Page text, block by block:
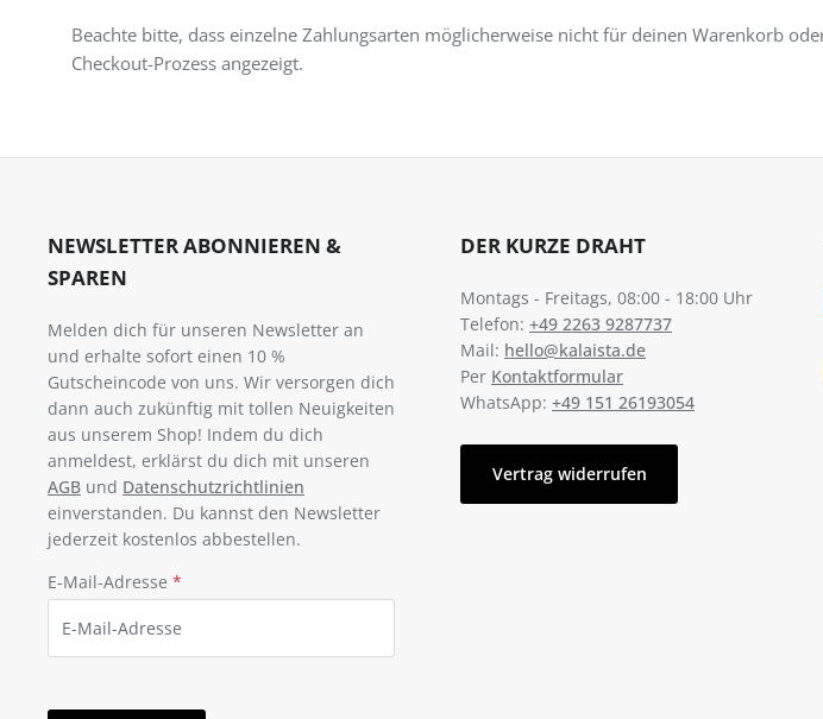
Beachte bitte, dass einzelne Zahlungsarten möglicherweise nicht für deinen Warenkorb
Checkout-Prozess angezeigt.
NEWSLETTER ABONNIEREN &
SPAREN
Melden dich für unseren Newsletter an
und erhalte sofort einen 10 %
Gutscheincode von uns. Wir versorgen dich
dann auch zukünftig mit tollen Neuigkeiten
aus unserem Shop! Indem du dich
anmeldest, erklärst du dich mit unseren
AGB und Datenschutzrichtlinien
einverstanden. Du kannst den Newsletter
jederzeit kostenlos abbestellen.
E-Mail-Adresse *
DER KURZE DRAHT
Montags - Freitags, 08:00 - 18:00 Uhr
Telefon: +49 2263 9287737
Mail: hello@kalaista.de
Per Kontaktformular
WhatsApp: +49 151 26193054
Vertrag widerrufen